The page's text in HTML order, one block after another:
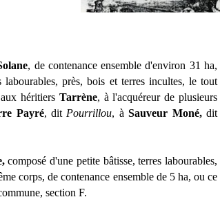
, de contenance ensemble d'environ 31 ha,
près, bois et terres incultes, le tout
héritiers Tarrène, à l'acquéreur de plusieurs
Payré, dit Pourrillou, àSauveur Moné,dit
composé d'une petite bâtisse, terres labourables,
corps, de contenance ensemble de 5 ha, ou ce
section F.